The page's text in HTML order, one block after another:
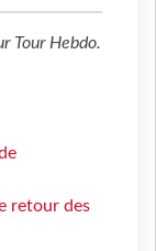
Tour Hebdo.
retour des